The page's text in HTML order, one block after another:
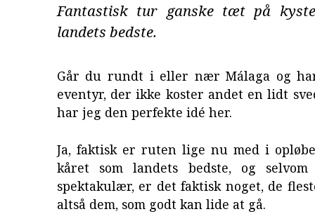
Fantastisk tur ganske tæt på
landets bedste.
Går du rundt i eller nær Málaga og
eventyr, der ikke koster andet en lidt
har jeg den perfekte idé her.
Ja, faktisk er ruten lige nu med i
kåret som landets bedste, og
spektakulær, er det faktisk noget, de
altså dem, som godt kan lide at gå.